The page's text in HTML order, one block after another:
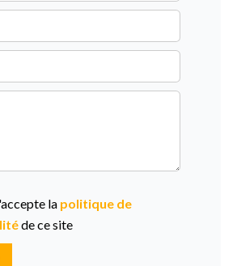
la politique de
de ce site